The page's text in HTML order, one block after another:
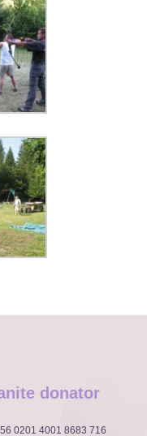
donator
0201 4001 8683 716